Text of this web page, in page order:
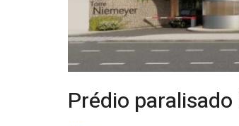
Prédio